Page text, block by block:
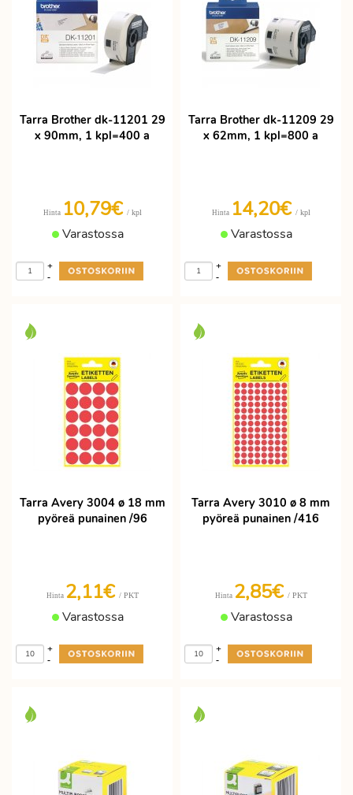
Tarra Brother dk-11201 29
x 90mm, 1 kpl=400 a
Hinta 10,79€ / kpl
Varastossa
-
+
Tarra Brother dk-11209 29
x 62mm, 1 kpl=800 a
Hinta 14,20€ / kpl
Varastossa
-
+
Tarra Avery 3004 ø 18 mm
pyöreä punainen /96
Hinta 2,11€ / PKT
Varastossa
-
+
Tarra Avery 3010 ø 8 mm
pyöreä punainen /416
Hinta 2,85€ / PKT
Varastossa
-
+